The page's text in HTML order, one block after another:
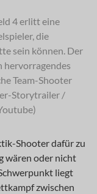
4 erlitt eine
die
sein können. Der
hervorragendes
Team-Shooter
Storytrailer /
Shooter dafür zu
wären oder nicht
liegt
zwischen